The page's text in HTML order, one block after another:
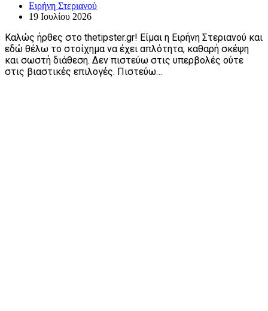
Ειρήνη Στεριανού
19 Ιουλίου 2026
Καλώς ήρθες στο thetipster.gr! Είμαι η Ειρήνη Στεριανού και
εδώ θέλω το στοίχημα να έχει απλότητα, καθαρή σκέψη
και σωστή διάθεση. Δεν πιστεύω στις υπερβολές ούτε
στις βιαστικές επιλογές. Πιστεύω…